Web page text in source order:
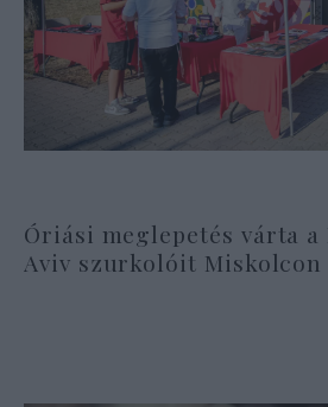
Óriási meglepetés várta a
Aviv szurkolóit Miskolcon